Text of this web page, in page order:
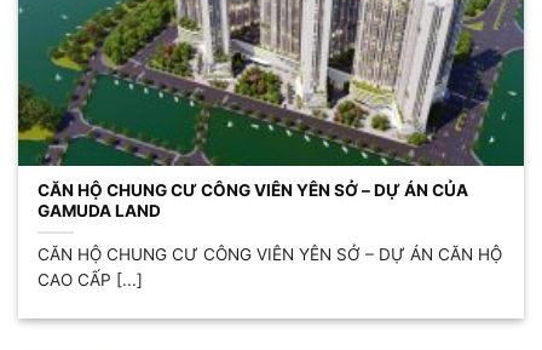
CĂN HỘ CHUNG CƯ CÔNG VIÊN YÊN SỞ – DỰ ÁN CỦA
GAMUDA LAND
CĂN HỘ CHUNG CƯ CÔNG VIÊN YÊN SỞ – DỰ ÁN CĂN HỘ
CAO CẤP [...]